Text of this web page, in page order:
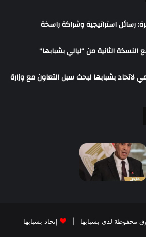
رسائل استراتيجية وشراكة راسخة
الثانية من “ليالي بشبابها”
لاتحاد بشبابها لبحث سبل التعاون مع وزارة
إتحاد بشبابها